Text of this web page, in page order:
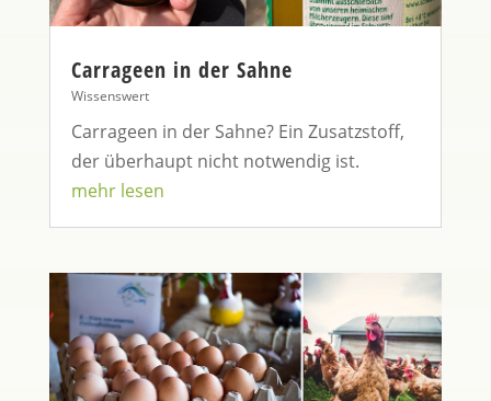
Carrageen in der Sahne
Wissenswert
Carrageen in der Sahne? Ein Zusatzstoff,
der überhaupt nicht notwendig ist.
mehr lesen